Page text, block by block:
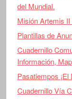
del Mundial.
Misión Artemis
Plantillas de
Cuadernillo
Información,
Pasatiempos
Cuadernillo Vía